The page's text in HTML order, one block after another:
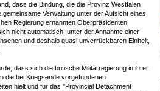
dass die Bindung, die die Provinz Westfalen
gemeinsame Verwaltung unter der Aufsicht eines
Regierung ernannten Oberpräsidenten
nicht automatisch, unter der Annahme einer
und deshalb quasi unverrückbaren Einheit,
dass sich die britische Militärregierung in ihrer
die bei Kriegsende vorgefundenen
hielt und für das "Provincial Detachment